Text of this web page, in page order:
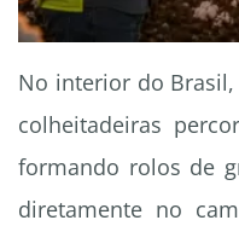
No interior do
colheitadeiras
formando rolos de
diretamente no